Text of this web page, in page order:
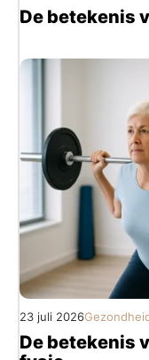
De betekenis
23 juli 2026
De betekenis